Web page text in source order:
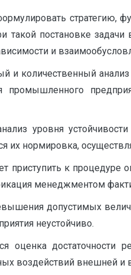
стратегию,
такой постановке
и
и количественный
промышленного
уровня
их нормировка,
приступить к
менеджментом
допустимых
неустойчиво.
оценка достаточности
воздействий внешней и